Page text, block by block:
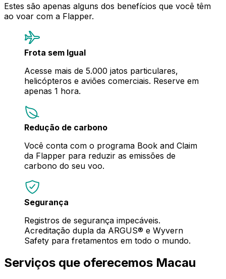
Estes são apenas alguns dos benefícios que você têm
ao voar com a Flapper.
Frota sem Igual
Acesse mais de 5.000 jatos particulares,
helicópteros e aviões comerciais. Reserve em
apenas 1 hora.
Redução de carbono
Você conta com o programa Book and Claim
da Flapper para reduzir as emissões de
carbono do seu voo.
Segurança
Registros de segurança impecáveis.
Acreditação dupla da ARGUS® e Wyvern
Safety para fretamentos em todo o mundo.
Serviços que oferecemos Macau